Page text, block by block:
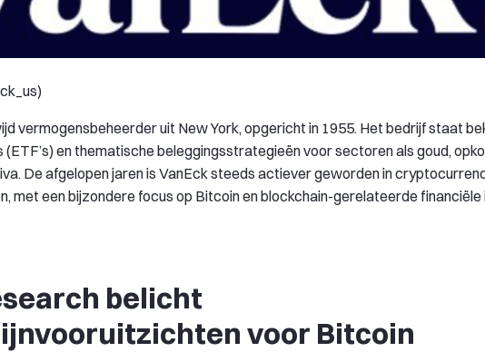
vermogensbeheerder uit New York, opgericht in 1955. Het bedrijf staat
en thematische beleggingsstrategieën voor sectoren als goud,
De afgelopen jaren is VanEck steeds actiever geworden in
met een bijzondere focus op Bitcoin en blockchain-gerelateerde financiële
belicht
voor Bitcoin